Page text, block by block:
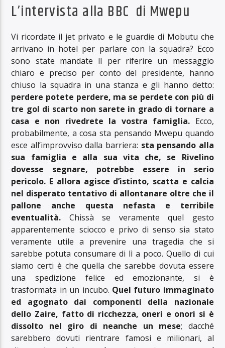
L’intervista alla BBC di Mwepu
Vi ricordate il jet privato e le guardie di Mobutu che
arrivano in hotel per parlare con la squadra? Ecco
sono state mandate lì per riferire un messaggio
chiaro e preciso per conto del presidente, hanno
chiuso la squadra in una stanza e gli hanno detto:
perdere potete perdere, ma se perdete con più di
tre gol di scarto non sarete in grado di tornare a
casa e non rivedrete la vostra famiglia. Ecco,
probabilmente, a cosa sta pensando Mwepu quando
esce all’improvviso dalla barriera: sta pensando alla
sua famiglia e alla sua vita che, se Rivelino
dovesse segnare, potrebbe essere in serio
pericolo. E allora agisce d’istinto, scatta e calcia
nel disperato tentativo di allontanare oltre che il
pallone anche questa nefasta e terribile
eventualità. Chissà se veramente quel gesto
apparentemente sciocco e privo di senso sia stato
veramente utile a prevenire una tragedia che si
sarebbe potuta consumare di lì a poco. Quello di cui
siamo certi è che quella che sarebbe dovuta essere
una spedizione felice ed emozionante, si è
trasformata in un incubo. Quel futuro immaginato
ed agognato dai componenti della nazionale
dello Zaire, fatto di ricchezza, oneri e onori si è
dissolto nel giro di neanche un mese; dacché
sarebbero dovuti rientrare famosi e milionari, al